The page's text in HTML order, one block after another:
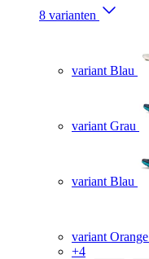
8 varianten
variant Blau
variant Grau
variant Blau
variant Orange
+4